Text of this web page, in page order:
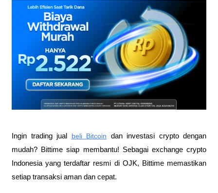
Ingin trading jual beli Bitcoin dan investasi crypto dengan
mudah? Bittime siap membantu! Sebagai exchange crypto
Indonesia yang terdaftar resmi di OJK, Bittime memastikan
setiap transaksi aman dan cepat.